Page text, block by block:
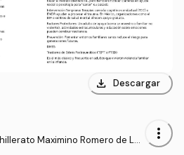
download Descargar
Maximino Romero de Le
more_vert